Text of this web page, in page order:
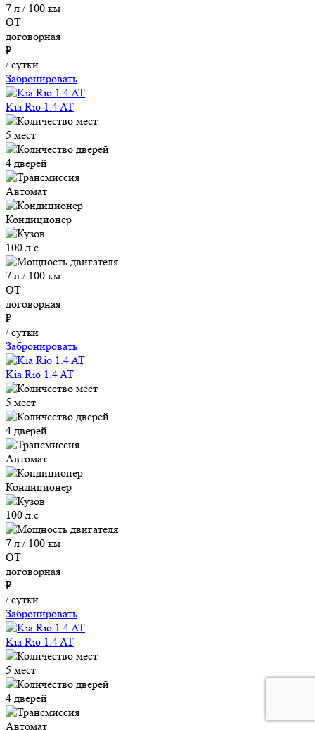
7 л / 100 км
ОТ
договорная
₽
/ сутки
Забронировать
Kia Rio 1.4 AT
5 мест
4 дверей
Автомат
Кондиционер
100 л.с
7 л / 100 км
ОТ
договорная
₽
/ сутки
Забронировать
Kia Rio 1.4 AT
5 мест
4 дверей
Автомат
Кондиционер
100 л.с
7 л / 100 км
ОТ
договорная
₽
/ сутки
Забронировать
Kia Rio 1.4 AT
5 мест
4 дверей
Автомат